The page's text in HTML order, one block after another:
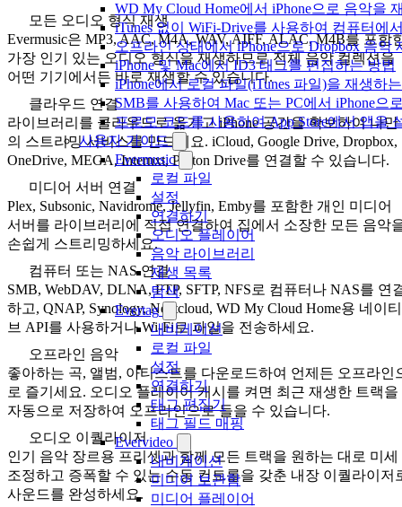
WD My Cloud Home에서 iPhone으로 음악을
iTunes 없이 WiFi-Drive를 사용하여 컴퓨터에
오프라인 상태에서 iPhone으로 Dropbox 음악
iPhone 및 Mac에서 ID3 태그를 편집하는 방법
iPhone에서 로컬 파일(iTunes 파일)을 재생하
SMB를 사용하여 Mac 또는 PC에서 iPhone으
프로모 코드를 사용하여 App Store에서 앱을
사용자 가이드
Evermusic
로컬 파일
설정
연결하기
오디오 플레이어
음악 라이브러리
재생 목록
탐색
Evertag
내비게이션
로컬 파일
설정
연결하기
태그 편집기
태그 필드 매핑
Evervideo
내비게이션
미디어 보관함
미디어 플레이어
모든 오디오 형식 재생
Evermusic은 MP3, AAC, M4A, WAV, AIFF, ALAC, M4B를 포함
가장 인기 있는 오디오 형식을 재생하므로 전체 음악 컬렉션을
어떤 기기에서든 바로 재생할 수 있습니다.
클라우드 연결
라이브러리를 클라우드로 옮기고 iPhone 공간을 확보하여 나만
의 스트리밍 서비스를 만드세요. iCloud, Google Drive, Dropbox,
OneDrive, MEGA, Internxt, Proton Drive를 연결할 수 있습니다.
미디어 서버 연결
Plex, Subsonic, Navidrome, Jellyfin, Emby를 포함한 개인 미디어
서버를 라이브러리에 직접 연결하여 집에서 소장한 모든 음악
손쉽게 스트리밍하세요.
컴퓨터 또는 NAS 연결
SMB, WebDAV, DLNA, FTP, SFTP, NFS로 컴퓨터나 NAS를 연
하고, QNAP, Synology, Nextcloud, WD My Cloud Home용 네이티
브 API를 사용하거나 Wi-Fi로 파일을 전송하세요.
오프라인 음악
좋아하는 곡, 앨범, 아티스트를 다운로드하여 언제든 오프라인
로 즐기세요. 오디오 플레이어 캐시를 켜면 최근 재생한 트랙을
자동으로 저장하여 오프라인으로 들을 수 있습니다.
오디오 이퀄라이저
인기 음악 장르용 프리셋과 함께 모든 트랙을 원하는 대로 미세
조정하고 증폭할 수 있는 수동 컨트롤을 갖춘 내장 이퀄라이저
사운드를 완성하세요.